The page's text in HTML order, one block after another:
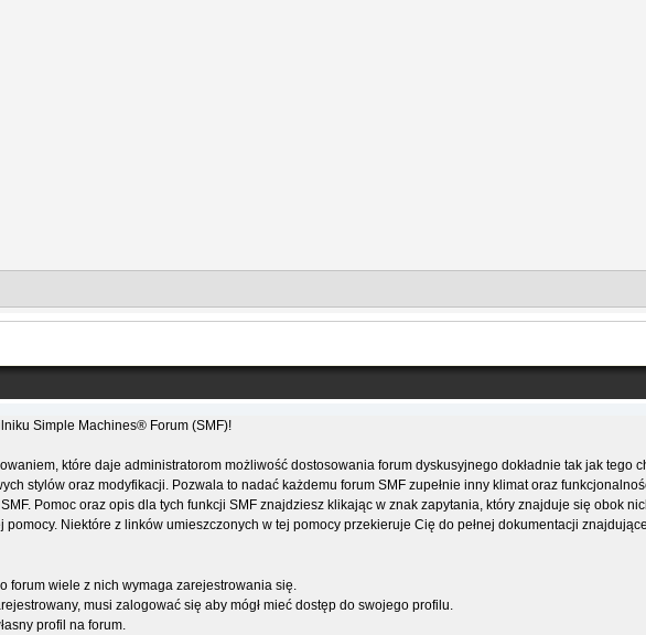
Simple Machines® Forum (SMF)!
które daje administratorom możliwość dostosowania forum dyskusyjnego dokładnie tak jak tego
stylów oraz modyfikacji. Pozwala to nadać każdemu forum SMF zupełnie inny klimat oraz
Pomoc oraz opis dla tych funkcji SMF znajdziesz klikając w znak zapytania, który znajduje się obok
Niektóre z linków umieszczonych w tej pomocy przekieruje Cię do pełnej dokumentacji
forum wiele z nich wymaga zarejestrowania się.
musi zalogować się aby mógł mieć dostęp do swojego profilu.
profil na forum.